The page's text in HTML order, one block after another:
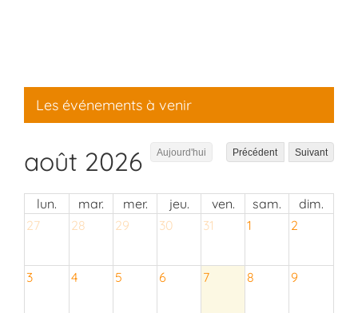
Les événements à venir
août 2026 Aujourd'hui Précédent Suivant
lun. mar. mer. jeu. ven. sam.
dim.
27
28 29 30 31 1 2
3 4 5 6 7 8 9